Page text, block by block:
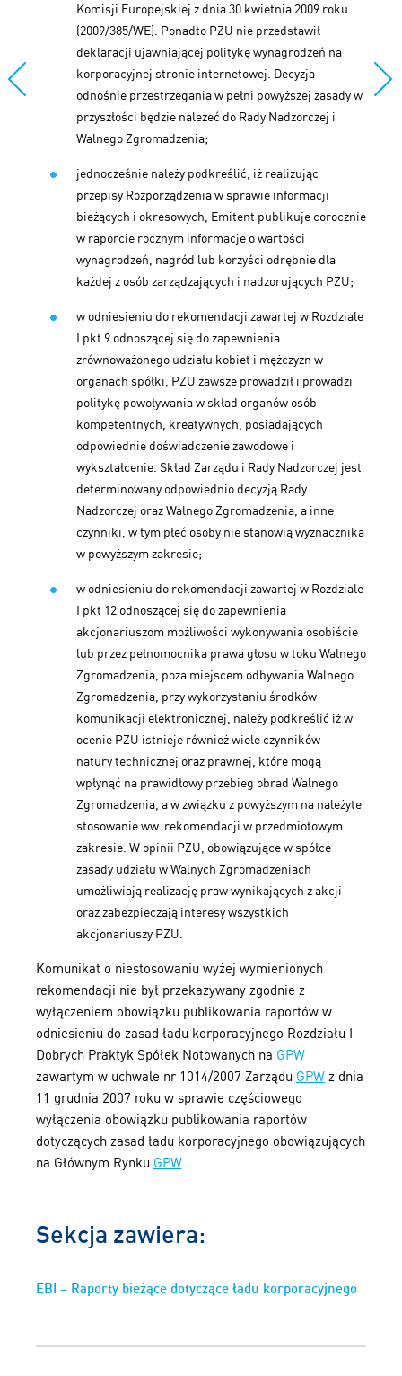
Komisji Europejskiej z dnia 30 kwietnia 2009 roku
(2009/385/WE). Ponadto PZU nie przedstawił
deklaracji ujawniającej politykę wynagrodzeń na
korporacyjnej stronie internetowej. Decyzja
odnośnie przestrzegania w pełni powyższej zasady w
przyszłości będzie należeć do Rady Nadzorczej i
Walnego Zgromadzenia;
jednocześnie należy podkreślić, iż realizując
przepisy Rozporządzenia w sprawie informacji
bieżących i okresowych, Emitent publikuje corocznie
w raporcie rocznym informacje o wartości
wynagrodzeń, nagród lub korzyści odrębnie dla
każdej z osób zarządzających i nadzorujących PZU;
w odniesieniu do rekomendacji zawartej w Rozdziale
I pkt 9 odnoszącej się do zapewnienia
zrównoważonego udziału kobiet i mężczyzn w
organach spółki, PZU zawsze prowadził i prowadzi
politykę powoływania w skład organów osób
kompetentnych, kreatywnych, posiadających
odpowiednie doświadczenie zawodowe i
wykształcenie. Skład Zarządu i Rady Nadzorczej jest
determinowany odpowiednio decyzją Rady
Nadzorczej oraz Walnego Zgromadzenia, a inne
czynniki, w tym płeć osoby nie stanowią wyznacznika
w powyższym zakresie;
w odniesieniu do rekomendacji zawartej w Rozdziale
I pkt 12 odnoszącej się do zapewnienia
akcjonariuszom możliwości wykonywania osobiście
lub przez pełnomocnika prawa głosu w toku Walnego
Zgromadzenia, poza miejscem odbywania Walnego
Zgromadzenia, przy wykorzystaniu środków
komunikacji elektronicznej, należy podkreślić iż w
ocenie PZU istnieje również wiele czynników
naturytechnicznej oraz prawnej, które mogą
wpłynąć na prawidłowy przebieg obrad Walnego
Zgromadzenia, a w związku z powyższym na należyte
stosowanie ww. rekomendacji w przedmiotowym
zakresie. W opinii PZU, obowiązujące w spółce
zasady udziału w Walnych Zgromadzeniach
umożliwiają realizację praw wynikających z akcji
oraz zabezpieczają interesy wszystkich
akcjonariuszy PZU.
Komunikat o niestosowaniu wyżej wymienionych
rekomendacji nie był przekazywany zgodnie z
wyłączeniem obowiązku publikowania raportów w
odniesieniu do zasad ładu korporacyjnego Rozdziału I
Dobrych Praktyk Spółek Notowanych na GPW
zawartym w uchwale nr 1014/2007 Zarządu GPW z dnia
11 grudnia 2007 roku w sprawie częściowego
wyłączenia obowiązku publikowania raportów
dotyczących zasad ładu korporacyjnego obowiązujących
na Głównym Rynku GPW.
Sekcja zawiera:
EBI – Raporty bieżące dotyczące ładu korporacyjnego